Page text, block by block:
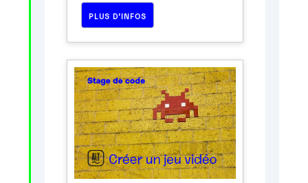
PLUS D’INFOS